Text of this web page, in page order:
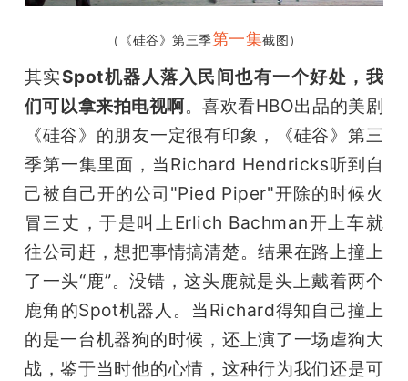
（《硅谷》第三季第一集截图）
其实Spot机器人落入民间也有一个好处，我
们可以拿来拍电视啊。喜欢看HBO出品的美剧
《硅谷》的朋友一定很有印象，《硅谷》第三
季第一集里面，当Richard Hendricks听到自
己被自己开的公司"Pied Piper"开除的时候火
冒三丈，于是叫上Erlich Bachman开上车就
往公司赶，想把事情搞清楚。结果在路上撞上
了一头“鹿”。没错，这头鹿就是头上戴着两个
鹿角的Spot机器人。当Richard得知自己撞上
的是一台机器狗的时候，还上演了一场虐狗大
战，鉴于当时他的心情，这种行为我们还是可